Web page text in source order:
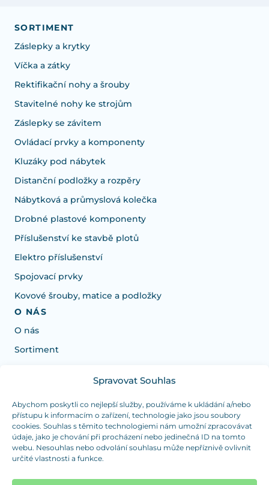
Spravovat Souhlas
Abychom poskytli co nejlepší služby, používáme k ukládání a/nebo
přístupu k informacím o zařízení, technologie jako jsou soubory
cookies. Souhlas s těmito technologiemi nám umožní zpracovávat
údaje, jako je chování při procházení nebo jedinečná ID na tomto
webu. Nesouhlas nebo odvolání souhlasu může nepříznivě ovlivnit
určité vlastnosti a funkce.
SORTIMENT
Záslepky a krytky
Víčka a zátky
Rektifikační nohy a šrouby
Stavitelné nohy ke strojům
Záslepky se závitem
Ovládací prvky a komponenty
Kluzáky pod nábytek
Distanční podložky a rozpěry
Nábytková a průmyslová kolečka
Drobné plastové komponenty
Příslušenství ke stavbě plotů
Elektro příslušenství
Spojovací prvky
Kovové šrouby, matice a podložky
O NÁS
O nás
Sortiment
Potřebujete poradit s výběrem?
Jsme tu pro vás Pondělí-Čtvrtek od: 7:30 - 15:30 hodin
a Pátek od 7:30 - 14:30 hodin
info@dualpraha.cz +420 725 802 767
(platba pouze v hotovosti)